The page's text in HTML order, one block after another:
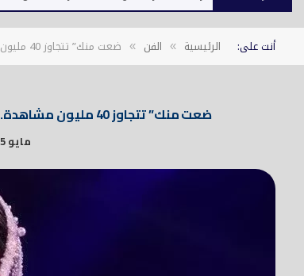
أنت على: الرئيسية » الفن » ضعت منك” تتجاوز 40 مليون مشاهدة.. وأميمة طالب تواصل نجاحاتها الفنية وحضورها الجماهيري
ضعت منك” تتجاوز 40 مليون مشاهدة.. وأميمة طالب تواصل نجاحاتها الفنية وحضورها الجماهيري
مايو 5, 2026